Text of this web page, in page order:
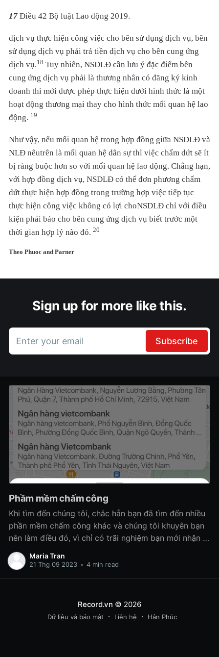
17 Điều 42 Bộ luật Lao động 2019.
dịch vụ thực hiện công việc cho bên sử dụng dịch vụ, bên
sử dụng dịch vụ phải trả tiền dịch vụ cho bên cung ứng
dịch vụ.18 Tuy nhiên, NSDLĐ cần lưu ý đặc điểm bên
cung ứng dịch vụ phải là thương nhân có đăng ký kinh
doanh thì mới được phép thực hiện dưới hình thức là một
hoạt động thương mại thay cho hình thức mối quan hệ lao
động. 19
Như vậy, nếu mối quan hệ trong hợp đồng giữa NSDLĐ và
NLĐ nêutrên là mối quan hệ dân sự thì việc chấm dứt sẽ ít
bị ràng buộc hơn so với mối quan hệ lao động. Chẳng hạn,
với hợp đồng dịch vụ, NSDLĐ có thể đơn phương chấm
dứt thực hiện hợp đồng trong trường hợp việc tiếp tục
thực hiện công việc không có lợi choNSDLĐ chỉ với điều
kiện phải báo cho bên cung ứng dịch vụ biết trước một
thời gian hợp lý nào đó. 20
Theo Phuoc and Parner
Sign up for more like this.
Enter your email Subscribe
Phầm mềm chấm công
Khi tìm đến chúng tôi, chắc hẳn bạn đã tìm đến nhiều
phần mềm chấm công khác và chúng tôi khuyên bạn
nên làm điều đó, vì chỉ có trãi nghiệm bạn mới nhận ra
đâu là phần mềm phù hợp mang lại lợi ích cho bạn
doanh nghiệp bạn!
Maria Tran
21 Thg 09 2023 • 4 min read
Record.vn © 2026
Dữ liệu và bảo mật Liên hệ Hân Phúc